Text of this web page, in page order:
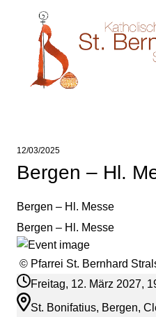
12/03/2025
Bergen – Hl.
Bergen – Hl. Messe
Bergen – Hl. Messe
© Pfarrei St. Bernhard
Freitag, 12. März 2027,
St. Bonifatius, Bergen,